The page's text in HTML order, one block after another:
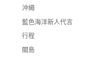
沖繩
藍色海洋新人代言
行程
關島